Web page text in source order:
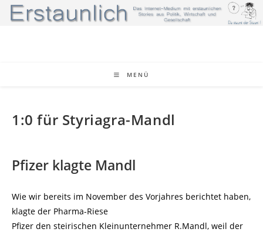
Zum
Inhalt
MENÜ
1:0 für Styriagra-Mandl
Pfizer klagte Mandl
Wie wir bereits im November des Vorjahres berichtet haben,
klagte der Pharma-Riese
Pfizer den steirischen Kleinunternehmer R.Mandl, weil der